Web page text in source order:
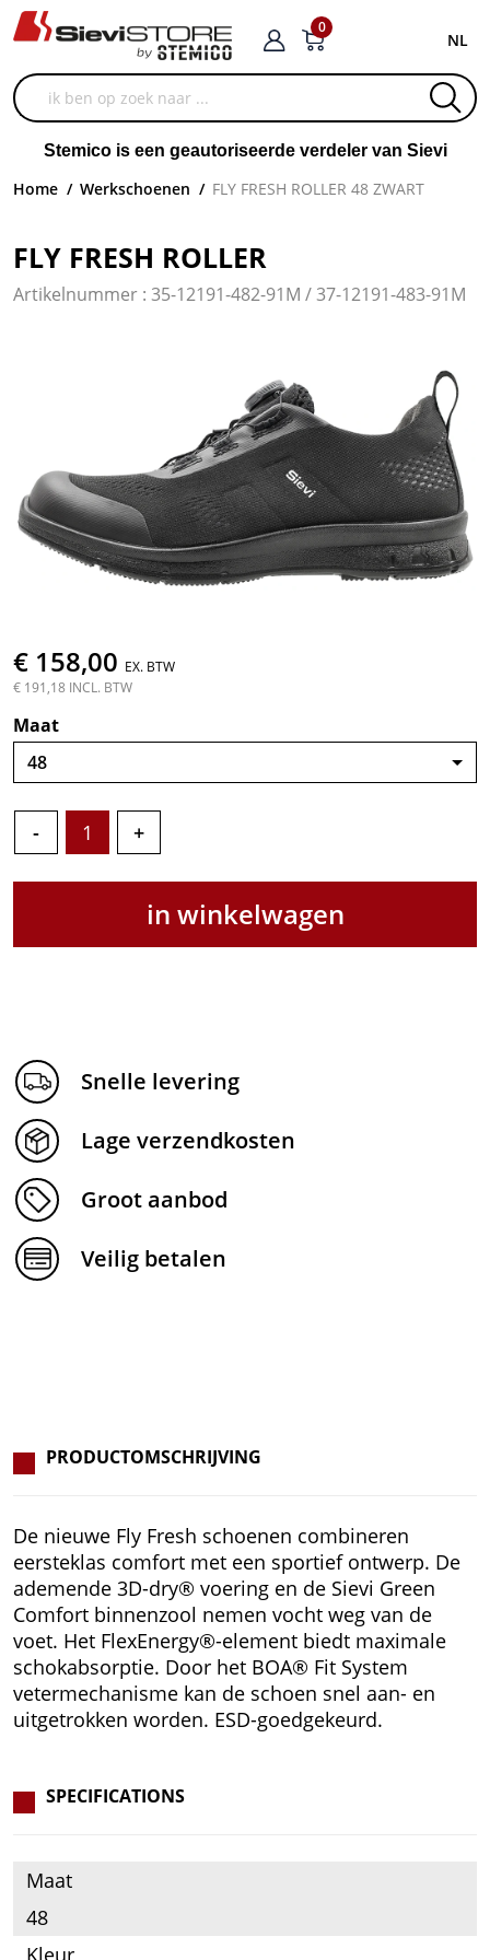
0
NL
Stemico is een geautoriseerde verdeler van Sievi
Home / Werkschoenen / FLY FRESH ROLLER 48 ZWART
FLY FRESH ROLLER
Artikelnummer : 35-12191-482-91M / 37-12191-483-91M
€ 158,00 EX. BTW
€ 191,18 INCL. BTW
Maat
48
- +
in winkelwagen
Snelle levering
Lage verzendkosten
Groot aanbod
Veilig betalen
PRODUCTOMSCHRIJVING
De nieuwe Fly Fresh schoenen combineren
eersteklas comfort met een sportief ontwerp. De
ademende 3D-dry® voering en de Sievi Green
Comfort binnenzool nemen vocht weg van de
voet. Het FlexEnergy®-element biedt maximale
schokabsorptie. Door het BOA® Fit System
vetermechanisme kan de schoen snel aan- en
uitgetrokken worden. ESD-goedgekeurd.
SPECIFICATIONS
Maat
48
Kleur